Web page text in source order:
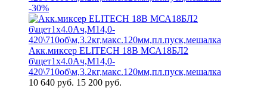
-30%
Акк.миксер ELITECH 18В МСА18БЛ2
б\щет1х4.0Ач,М14,0-
420\710об\м,3.2кг,макс.120мм,пл.пуск,мешалка
10 640 руб. 15 200 руб.